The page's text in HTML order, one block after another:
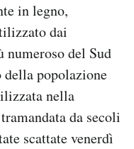
in legno,
dai
del Sud
popolazione
nella
da secoli
scattate venerdì